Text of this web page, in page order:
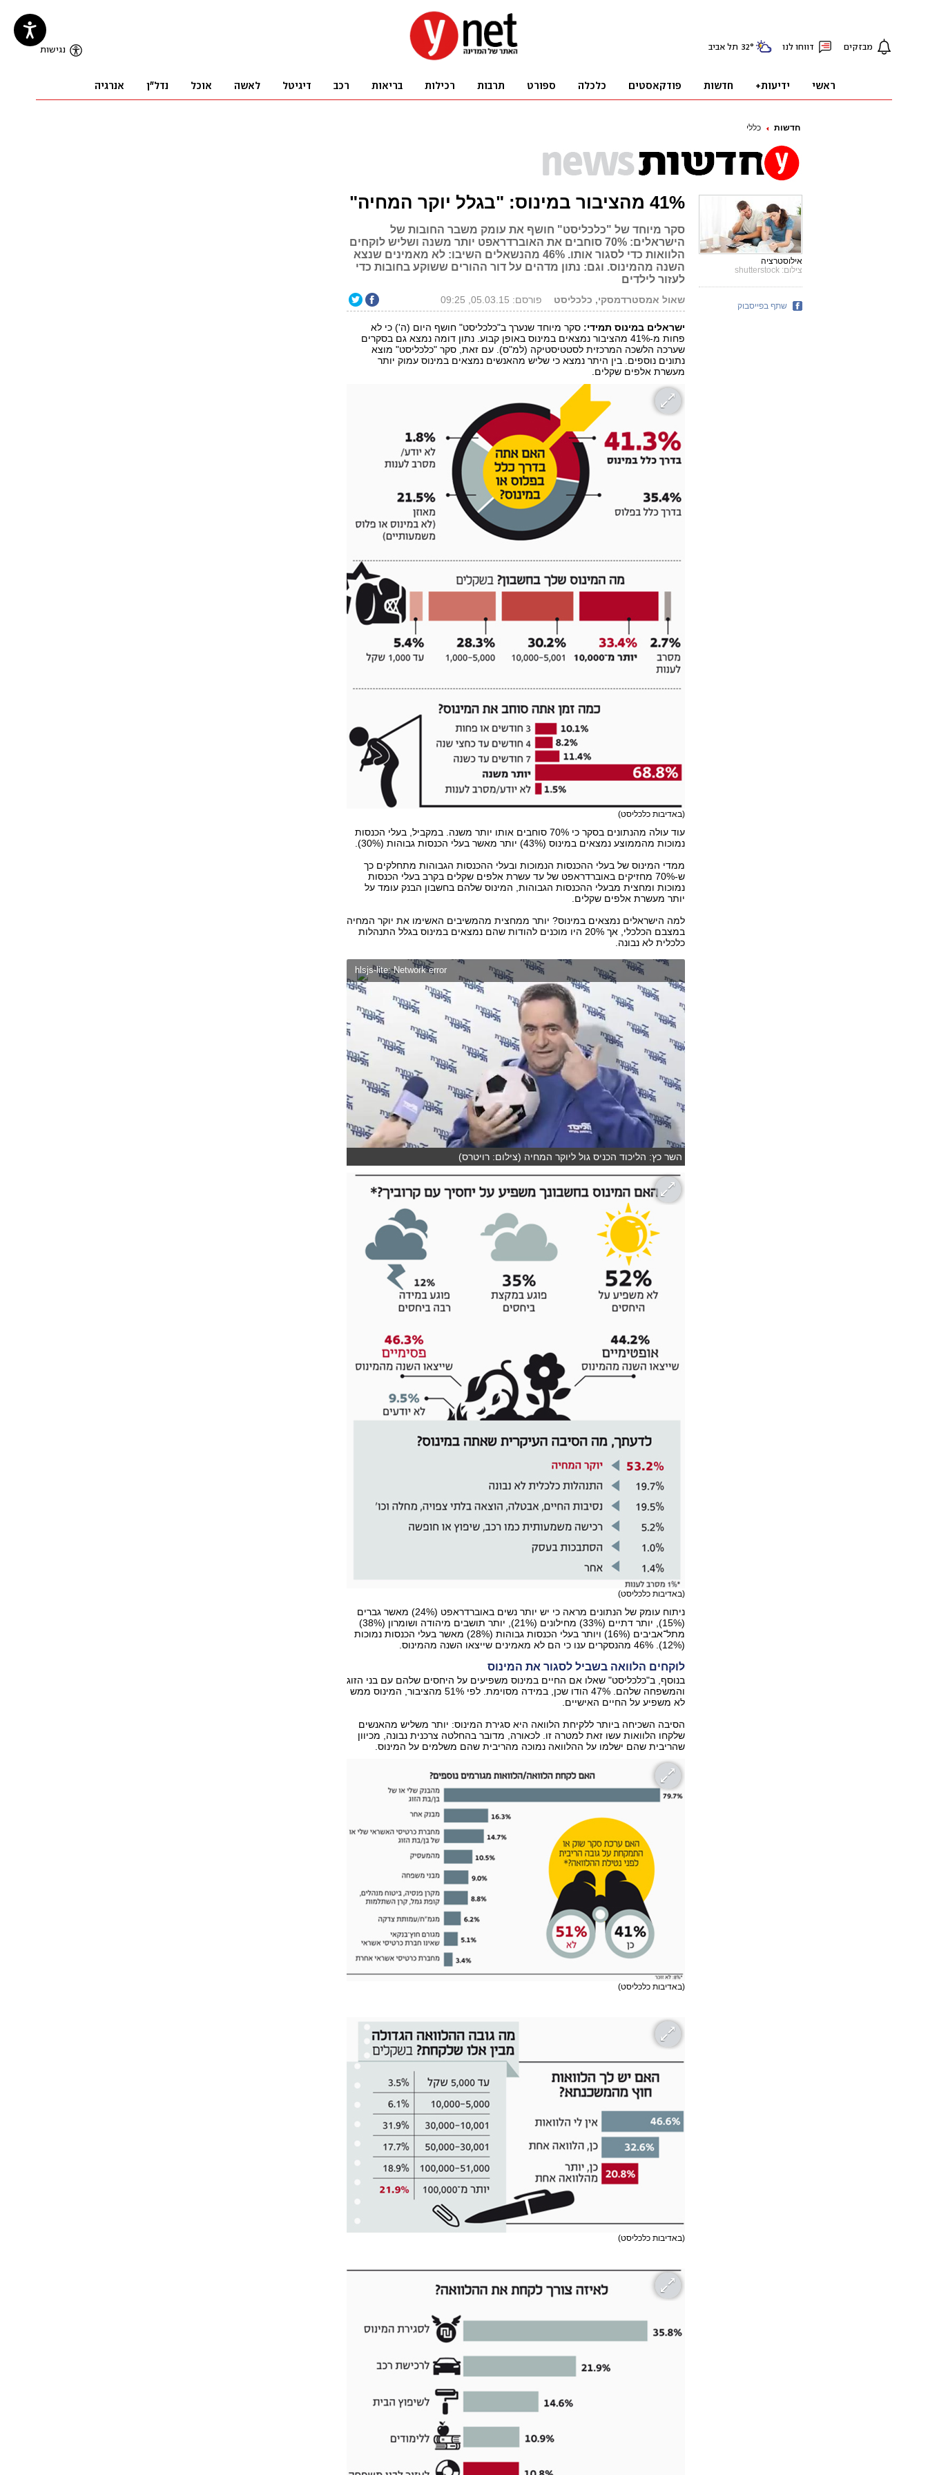
חדשות כללי
41% מהציבור במינוס: "בגלל יוקר המחיה"
סקר מיוחד של "כלכליסט" חושף את עומק משבר החובות של
הישראלים: 70% סוחבים את האוברדראפט יותר משנה ושליש לוקחים
הלוואות כדי לסגור אותו. 46% מהנשאלים השיבו: לא מאמינים שנצא
השנה מהמינוס. וגם: נתון מדהים על דור ההורים ששוקע בחובות כדי
לעזור לילדים
שאול אמסטרדמסקי, כלכליסט פורסם: 05.03.15, 09:25
ישראלים במינוס תמידי: סקר מיוחד שנערך ב"כלכליסט" חושף היום (ה') כי לא
פחות מ-41% מהציבור נמצאים במינוס באופן קבוע. נתון דומה נמצא גם בסקרים
שערכה הלשכה המרכזית לסטטיסטיקה (למ"ס). עם זאת, סקר "כלכליסט" מוצא
נתונים נוספים. בין היתר נמצא כי שליש מהאנשים נמצאים במינוס עמוק יותר
מעשרת אלפים שקלים.
(באדיבות כלכליסט)
עוד עולה מהנתונים בסקר כי 70% סוחבים אותו יותר משנה. במקביל, בעלי הכנסות
נמוכות מהממוצע נמצאים במינוס (43%) יותר מאשר בעלי הכנסות גבוהות (30%).
ממדי המינוס של בעלי ההכנסות הנמוכות ובעלי ההכנסות הגבוהות מתחלקים כך
ש-70% מחזיקים באוברדראפט של עד עשרת אלפים שקלים בקרב בעלי הכנסות
נמוכות ומחצית מבעלי ההכנסות הגבוהות, המינוס שלהם בחשבון הבנק עומד על
יותר מעשרת אלפים שקלים.
למה הישראלים נמצאים במינוס? יותר ממחצית מהמשיבים האשימו את יוקר המחיה
במצבם הכלכלי, אך 20% היו מוכנים להודות שהם נמצאים במינוס בגלל התנהלות
כלכלית לא נבונה.
hlsjs-lite: Network error
השר כץ: הליכוד הכניס גול ליוקר המחיה (צילום: רויטרס)
(באדיבות כלכליסט)
ניתוח עומק של הנתונים מראה כי יש יותר נשים באוברדראפט (24%) מאשר גברים
(15%), יותר דתיים (33%) מחילונים (21%), יותר תושבים מיהודה ושומרון (38%)
מתל־אביבים (16%) ויותר בעלי הכנסות גבוהות (28%) מאשר בעלי הכנסות נמוכות
(12%). 46% מהנסקרים ענו כי הם לא מאמינים שייצאו השנה מהמינוס.
לוקחים הלוואה בשביל לסגור את המינוס
בנוסף, ב"כלכליסט" שאלו אם החיים במינוס משפיעים על היחסים שלהם עם בני הזוג
והמשפחה שלהם. 47% הודו שכן, במידה מסוימת. לפי 51% מהציבור, המינוס ממש
לא משפיע על החיים האישיים.
הסיבה השכיחה ביותר ללקיחת הלוואה היא סגירת המינוס: יותר משליש מהאנשים
שלקחו הלוואות עשו זאת למטרה זו. לכאורה, מדובר בהחלטה צרכנית נבונה, מכיוון
שהריבית שהם ישלמו על ההלוואה נמוכה מהריבית שהם משלמים על המינוס.
(באדיבות כלכליסט)
(באדיבות כלכליסט)
אילוסטרציה
צילום: shutterstock
שתף בפייסבוק